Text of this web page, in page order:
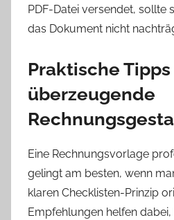
PDF-Datei versendet, sollte
das Dokument nicht
Praktische
überzeugende
Eine Rechnungsvorlage
gelingt am besten, wenn
klaren Checklisten-Prinzip
Empfehlungen helfen dabei,